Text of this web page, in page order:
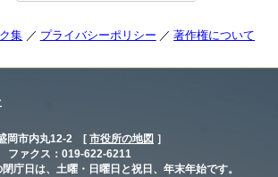
集 プライバシーポリシー 著作権について
岡市内丸12-2 [ 市役所の地図 ］
ァクス：019-622-6211
庁日は、土曜・日曜日と祝日、年末年始です。